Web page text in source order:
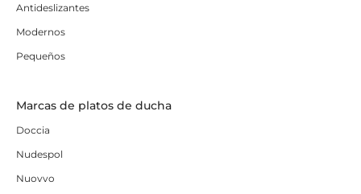
Antideslizantes
Modernos
Pequeños
Marcas de platos de ducha
Doccia
Nudespol
Nuovvo